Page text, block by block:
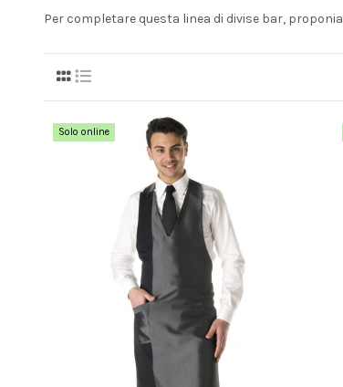
Per completare questa linea di divise bar,
Solo online